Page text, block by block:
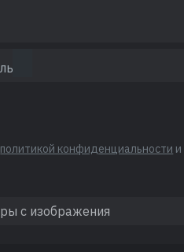
политикой конфиденциальности и